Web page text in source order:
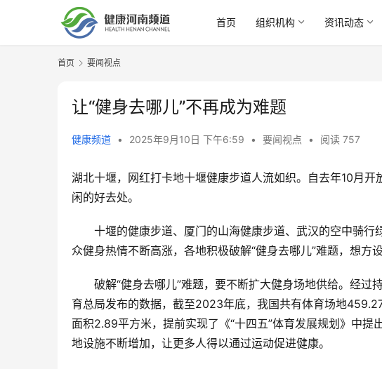
首页 组织机构 资讯动态
首页 要闻视点
让“健身去哪儿”不再成为难题
健康频道 • 2025年9月10日 下午6:59 • 要闻视点 • 阅读 757
湖北十堰，网红打卡地十堰健康步道人流如织。自去年10月
闲的好去处。
十堰的健康步道、厦门的山海健康步道、武汉的空中骑行
众健身热情不断高涨，各地积极破解“健身去哪儿”难题，想方
破解“健身去哪儿”难题，要不断扩大健身场地供给。经过
育总局发布的数据，截至2023年底，我国共有体育场地
面积2.89平方米，提前实现了《“十四五”体育发展规划》中
地设施不断增加，让更多人得以通过运动促进健康。